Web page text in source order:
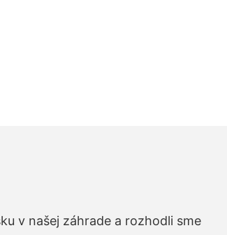
v našej záhrade a rozhodli sme